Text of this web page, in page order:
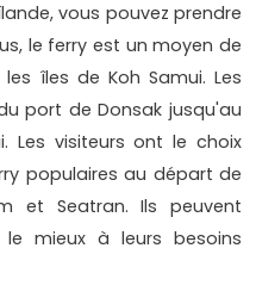
vous pouvez prendre
le ferry est un moyen de
îles de Koh Samui. Les
port de Donsak jusqu'au
Les visiteurs ont le choix
populaires au départ de
et Seatran. Ils peuvent
mieux à leurs besoins